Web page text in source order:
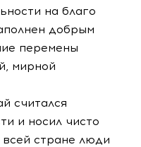
на благо
добрым
перемены
мирной
считался
и носил чисто
стране люди